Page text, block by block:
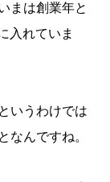
まは創業年と
入れていま
いうわけでは
なんですね。